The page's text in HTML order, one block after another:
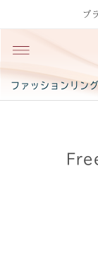
ブ
ファッションリン